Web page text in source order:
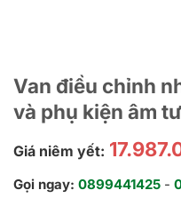
Van điều chỉnh
và phụ kiện âm
Giá niêm yết:
Gọi ngay: 0899441425 -